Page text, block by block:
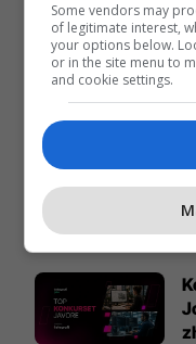
Some vendors may
of legitimate interest,
your options below.
or in the site menu to
and cookie settings.